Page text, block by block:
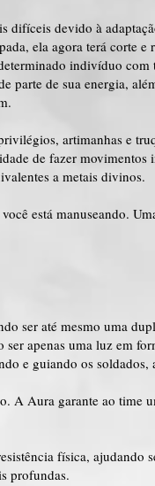
devido à
ela agora terá corte e
indivíduo
parte de sua energia,
artimanhas e
de fazer
a metais divinos.
está manuseando.
ser até mesmo uma
apenas uma luz em
e guiando os
A Aura garante ao time
física, ajudando
profundas.